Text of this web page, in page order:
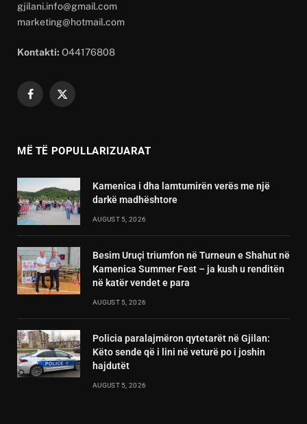
gjilani.info@gmail.com
marketing@hotmail.com
Kontakti: O44176808
Facebook
X
MË TË POPULLARIZUARAT
Kamenica i dha lamtumirën verës me një
darkë madhështore
AUGUST 5, 2026
Besim Uruçi triumfon në Turneun e Shahut në
Kamenica Summer Fest – ja kush u renditën
në katër vendet e para
AUGUST 5, 2026
Policia paralajmëron qytetarët në Gjilan:
Këto sende që i lini në veturë po i joshin
hajdutët
AUGUST 5, 2026